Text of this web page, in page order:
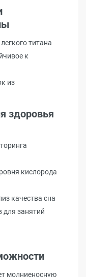
титана
к
из
здоровья
кислорода
качества сна
для занятий
молниеносную